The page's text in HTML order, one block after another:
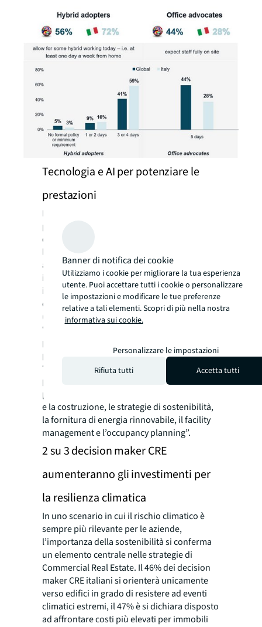
Tecnologia e AI per potenziare le
prestazioni
La tecnologia e l'intelligenza artificiale si
profilano come elementi chiave per il futuro
del CRE. Per il 93% dei manager italiani
l’applicazione di soluzioni di intelligenza
artificiale rappresenterà un driver
importante per affrontare le sfide del settore
immobiliare, un risultato ancora più elevato
della media globale rilevata dalla survey
(87%).
“Ben il 70% delle attività legate al CRE
potrebbero essere supportate dall’AI nei
prossimi cinque anni”, riporta Luca Villani.
“Le cinque aree che con maggiore
probabilità attraverseranno un significativo
processo di automazione includono il design
e la costruzione, le strategie di sostenibilità,
la fornitura di energia rinnovabile, il facility
management e l’occupancy planning”.
2 su 3 decision maker CRE
aumenteranno gli investimenti per
la resilienza climatica
In uno scenario in cui il rischio climatico è
sempre più rilevante per le aziende,
l’importanza della sostenibilità si conferma
un elemento centrale nelle strategie di
Commercial Real Estate. Il 46% dei decision
maker CRE italiani si orienterà unicamente
verso edifici in grado di resistere ad eventi
climatici estremi, il 47% è si dichiara disposto
ad affrontare costi più elevati per immobili
Banner di notifica dei cookie
Utilizziamo i cookie per migliorare la tua esperienza
utente. Puoi accettare tutti i cookie o personalizzare
le impostazioni e modificare le tue preferenze
relative a tali elementi. Scopri di più nella nostra
informativa sui cookie.
Personalizzare le impostazioni
Rifiuta tutti
Accetta tutti